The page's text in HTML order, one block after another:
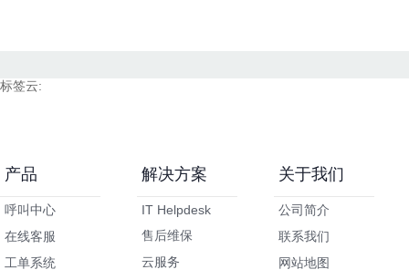
标签云:
产品
呼叫中心
在线客服
工单系统
解决方案
IT Helpdesk
售后维保
云服务
关于我们
公司简介
联系我们
网站地图